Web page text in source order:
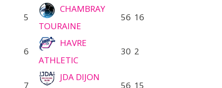
5
CHAMBRAY
TOURAINE
56 16
6
HAVRE
ATHLETIC
30 2
7
JDA DIJON
56 15